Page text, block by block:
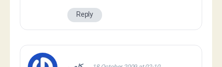
Reply